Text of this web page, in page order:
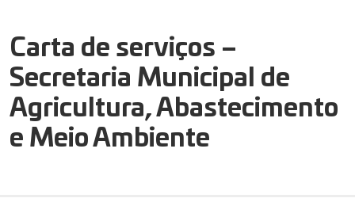
Carta de serviços –
Secretaria Municipal de
Agricultura, Abastecimento
e Meio Ambiente